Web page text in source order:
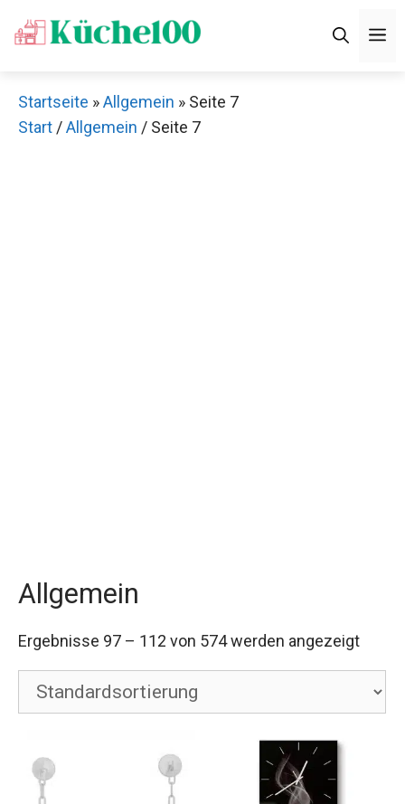
Inhalt
Startseite »Allgemein » Seite 7
Start /Allgemein / Seite 7
Allgemein
Ergebnisse 97 – 112 von 574 werden angezeigt